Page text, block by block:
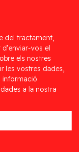
del tractament,
vos el
els nostres
les vostres dades,
informació
a la nostra